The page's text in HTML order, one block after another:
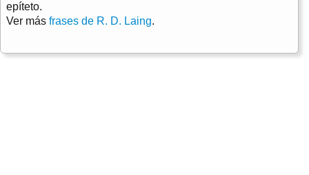
epíteto.
Ver más frases de R. D. Laing.